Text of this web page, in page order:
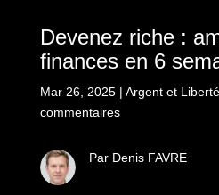
Devenez riche :
finances en 6
Mar 26, 2025| Argent et
commentaires
Par Denis FAVRE